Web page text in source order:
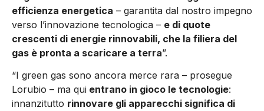
efficienza energetica – garantita dal nostro impegno
verso l’innovazione tecnologica – e di quote
crescenti di energie rinnovabili, che la filiera del
gas è pronta a scaricare a terra”.
“I green gas sono ancora merce rara – prosegue
Lorubio – ma qui entrano in gioco le tecnologie:
innanzitutto rinnovare gli apparecchi significa di